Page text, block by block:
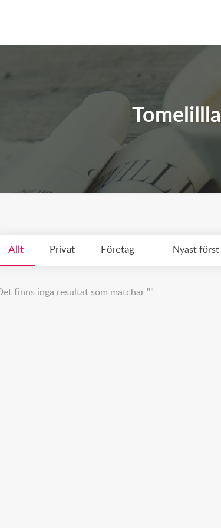
Tomelillla
Allt Privat Företag Nyast först
Det finns inga resultat som matchar ""